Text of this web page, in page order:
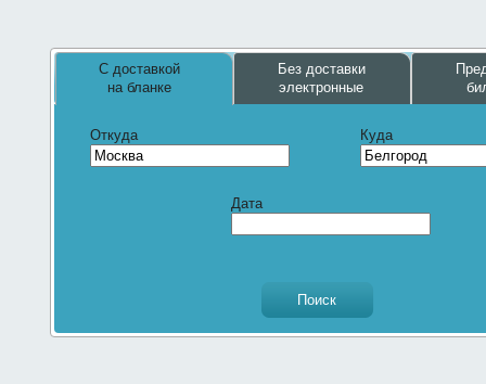
С доставкой
на бланке
Без доставки
электронные
Откуда Куда
Дата